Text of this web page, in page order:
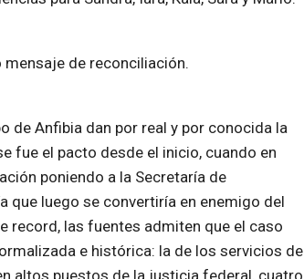
de reconciliación.
de Anfibia dan por real y por conocida la
fue el pacto desde el inicio, cuando en
poniendo a la Secretaría de
que luego se convertiría en enemigo del
record, las fuentes admiten que el caso
e histórica: la de los servicios de